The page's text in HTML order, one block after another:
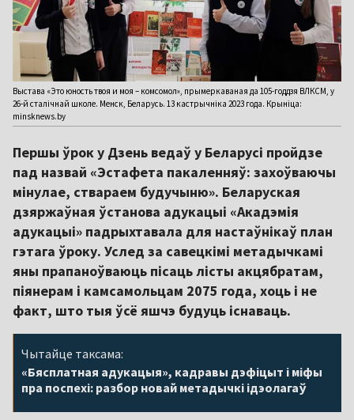
Выстава «Это юность твоя и моя – комсомол», прымеркаваная да 105-годдзя ВЛКСМ, у
26-й сталічнай школе. Менск, Беларусь. 13 кастрычніка 2023 года. Крыніца:
minsknews.by
Першы ўрок у Дзень ведаў у Беларусі пройдзе
пад назвай «Эстафета пакаленняў: захоўваючы
мінулае, ствараем будучыню». Беларуская
дзяржаўная ўстанова адукацыі «Акадэмія
адукацыі» падрыхтавала для настаўнікаў план
гэтага ўроку. Услед за савецкімі метадычкамі
яны прапаноўваюць пісаць лісты акцябратам,
піянерам і камсамольцам 2075 года, хоць і не
факт, што тыя ўсё яшчэ будуць існаваць.
Чытайце таксама:
«Бясплатная адукацыя», кадравы дэфіцыт і міфы
пра поспехі: разбор новай метадычкі ідэолагаў